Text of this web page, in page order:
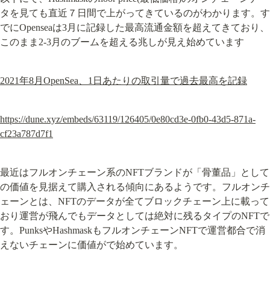
タを見ても直近７日間で上がってきているのがわかります。す
でにOpenseaは3月に記録した最高流通金額を超えてきており、
このまま2-3月のブームを超える兆しが見え始めています
2021年8月OpenSea、1日あたりの取引量で過去最高を記録
https://dune.xyz/embeds/63119/126405/0e80cd3e-0fb0-43d5-871a-
cf23a787d7f1
最近はフルオンチェーン系のNFTブランドが「骨董品」として
の価値を見据えて購入される傾向にあるようです。フルオンチ
ェーンとは、NFTのデータが全てブロックチェーン上に載って
おり運営が飛んでもデータとしては絶対に残るタイプのNFTで
す。PunksやHashmaskもフルオンチェーンNFTで運営都合で消
えないチェーンに価値がで始めています。